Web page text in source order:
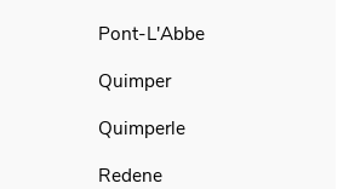
Pont-L'Abbe
Quimper
Quimperle
Redene